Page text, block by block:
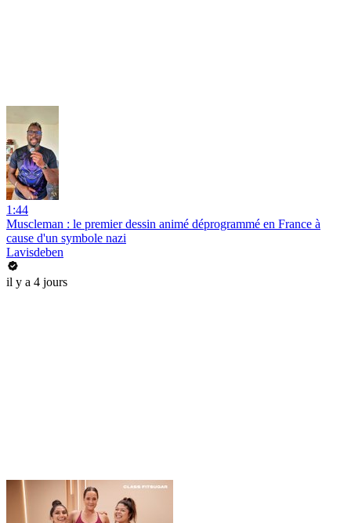
1:44
Muscleman : le premier dessin animé déprogrammé en France à
cause d'un symbole nazi
Lavisdeben
il y a 4 jours